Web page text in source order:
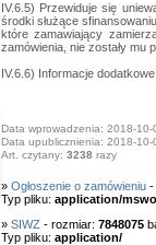
IV.6.5) Przewiduje się
środki służące
które zamawiający
zamówienia, nie zostały mu
IV.6.6) Informacje
Data wprowadzenia: 2018-10-
Data upublicznienia: 2018-10-
Art. czytany: 3238 razy
» Ogłoszenie o zamówieniu-
Typ pliku: application/
» SIWZ - rozmiar: 7848075
Typ pliku: application/